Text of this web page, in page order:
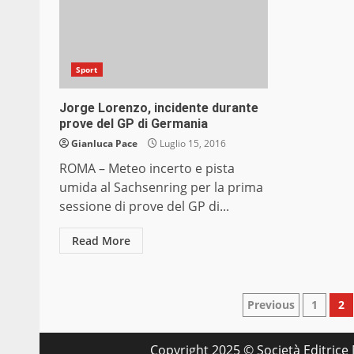
Sport
Jorge Lorenzo, incidente durante
prove del GP di Germania
Gianluca Pace Luglio 15, 2016
ROMA – Meteo incerto e pista
umida al Sachsenring per la prima
sessione di prove del GP di...
Read More
degli
Previous 1 2
Copyright 2025 © Società